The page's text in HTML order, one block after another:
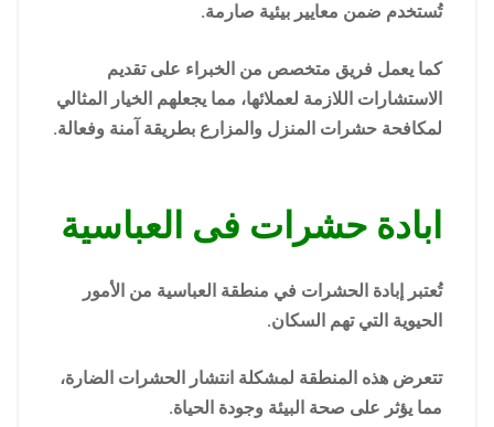
تُستخدم ضمن معايير بيئية صارمة.
كما يعمل فريق متخصص من الخبراء على تقديم
الاستشارات اللازمة لعملائها، مما يجعلهم الخيار المثالي
لمكافحة حشرات المنزل والمزارع بطريقة آمنة وفعالة.
ابادة حشرات فى العباسية
تُعتبر إبادة الحشرات في منطقة العباسية من الأمور
الحيوية التي تهم السكان.
تتعرض هذه المنطقة لمشكلة انتشار الحشرات الضارة،
مما يؤثر على صحة البيئة وجودة الحياة.